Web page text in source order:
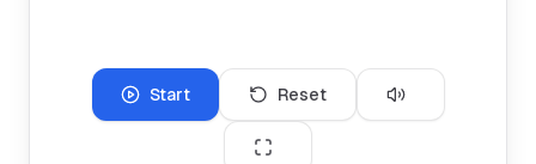
Start Reset